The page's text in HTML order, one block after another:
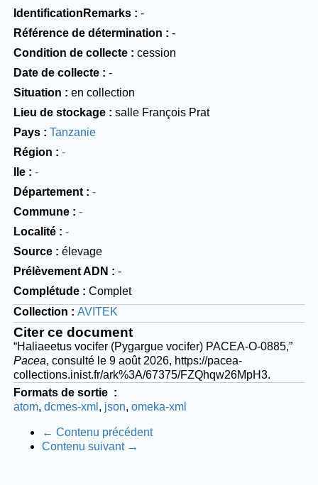
IdentificationRemarks
-
Référence de détermination
-
Condition de collecte
cession
Date de collecte
-
Situation
en collection
Lieu de stockage
salle François Prat
Pays
Tanzanie
Région
-
Ile
-
Département
-
Commune
-
Localité
-
Source
élevage
Prélèvement ADN
-
Complétude
Complet
Collection
AVITEK
Citer ce document
“Haliaeetus vocifer (Pygargue vocifer) PACEA-O-0885,”
Pacea, consulté le 9 août 2026, https://pacea-
collections.inist.fr/ark%3A/67375/FZQhqw26MpH3.
Formats de sortie
atom dcmes-xml json omeka-xml
← Contenu précédent
Contenu suivant →